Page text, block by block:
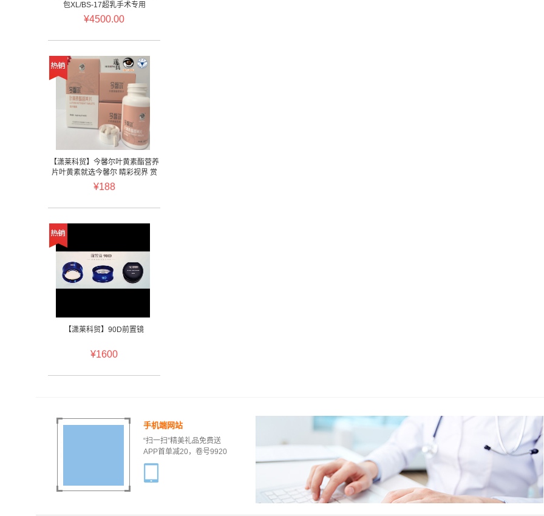
包XL/BS-17超乳手术专用
¥4500.00
【潇莱科贸】今馨尔叶黄素酯营养
片叶黄素就选今馨尔 睛彩视界 赏
馨悦目
¥188
【潇莱科贸】90D前置镜
¥1600
手机端网站
“扫一扫”精美礼品免费送
APP首单减20，卷号9920